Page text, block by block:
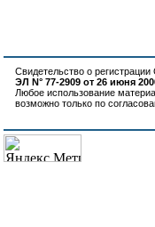
Свидетельство о
ЭЛ N° 77-2909 от 26 июня
Любое использование
возможно только по